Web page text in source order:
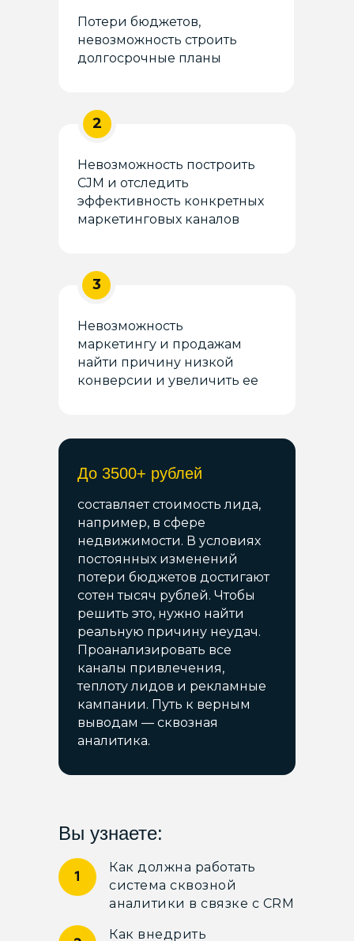
Потери бюджетов,
невозможность строить
долгосрочные планы
Невозможность построить
CJM и отследить
эффективность конкретных
маркетинговых каналов
2
Невозможность
маркетингу и продажам
найти причину низкой
конверсии и увеличить ее
3
До 3500+ рублей
составляет стоимость лида,
например, в сфере
недвижимости. В условиях
постоянных изменений
потери бюджетов достигают
сотен тысяч рублей. Чтобы
решить это, нужно найти
реальную причину неудач.
Проанализировать все
каналы привлечения,
теплоту лидов и рекламные
кампании. Путь к верным
выводам — сквозная
аналитика.
Как должна работать
система сквозной
аналитики в связке с CRM
Вы узнаете:
Как внедрить